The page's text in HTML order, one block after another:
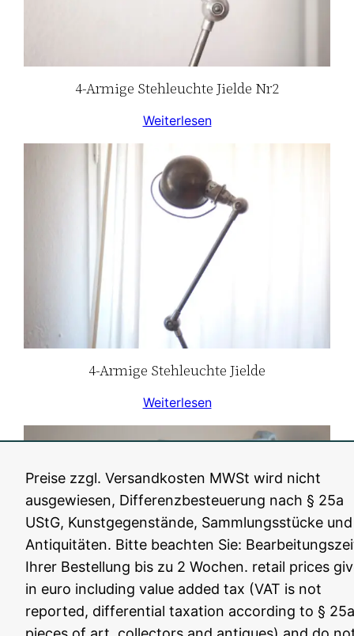
Preise zzgl. Versandkosten MWSt wird nicht
ausgewiesen, Differenzbesteuerung nach § 25a
UStG, Kunstgegenstände, Sammlungsstücke und
Antiquitäten. Bitte beachten Sie:
Ihrer Bestellung bis zu 2 Wochen. retail prices
in euro including value added tax (VAT is not
reported, differential taxation according to §
4-Armige Stehleuchte Jielde Nr2
Weiterlesen
4-Armige Stehleuchte Jielde
Weiterlesen